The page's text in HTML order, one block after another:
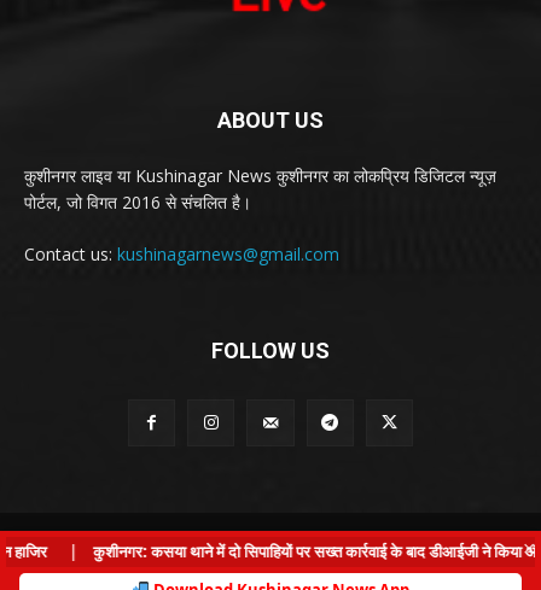
ABOUT US
कुशीनगर लाइव या Kushinagar News कुशीनगर का लोकप्रिय डिजिटल न्यूज़
पोर्टल, जो विगत 2016 से संचलित है।
Contact us: kushinagarnews@gmail.com
FOLLOW US
© Kushinagar Live - 2022 ×
कुशीनगर: कसया थाने में दो सिपाहियों पर सख्त कार्रवाई के बाद डीआईजी ने किया औचक